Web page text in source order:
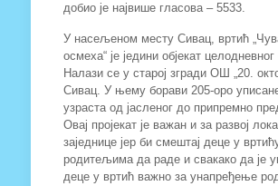
добио је највише гласова – 5533.
У насељеном месту Сивац, вртић
осмеха“ је једини објекат
Налази се у старој згради ОШ „20.
Сивац. У њему борави 205-оро
узраста од јасленог до припремно
Овај пројекат је важан и за развој
заједнице јер би смештај деце у
родитељима да раде и свакако да је
деце у вртић важно за унапређење